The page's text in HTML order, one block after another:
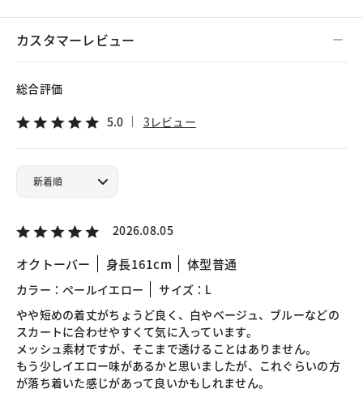
カスタマーレビュー
総合評価
5.0 3レビュー
2026.08.05
オクトーバー 身長161cm 体型普通
カラー：ペールイエロー
サイズ：L
やや短めの着丈がちょうど良く、白やベージュ、ブルーなどの
スカートに合わせやすくて気に入っています。
メッシュ素材ですが、そこまで透けることはありません。
もう少しイエロー味があるかと思いましたが、これぐらいの方
が落ち着いた感じがあって良いかもしれません。